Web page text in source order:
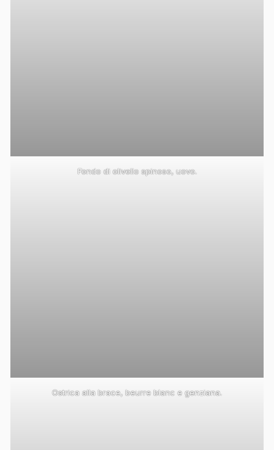
Fondo di olivello spinoso, uovo.
Ostrica alla brace, beurre blanc e genziana.